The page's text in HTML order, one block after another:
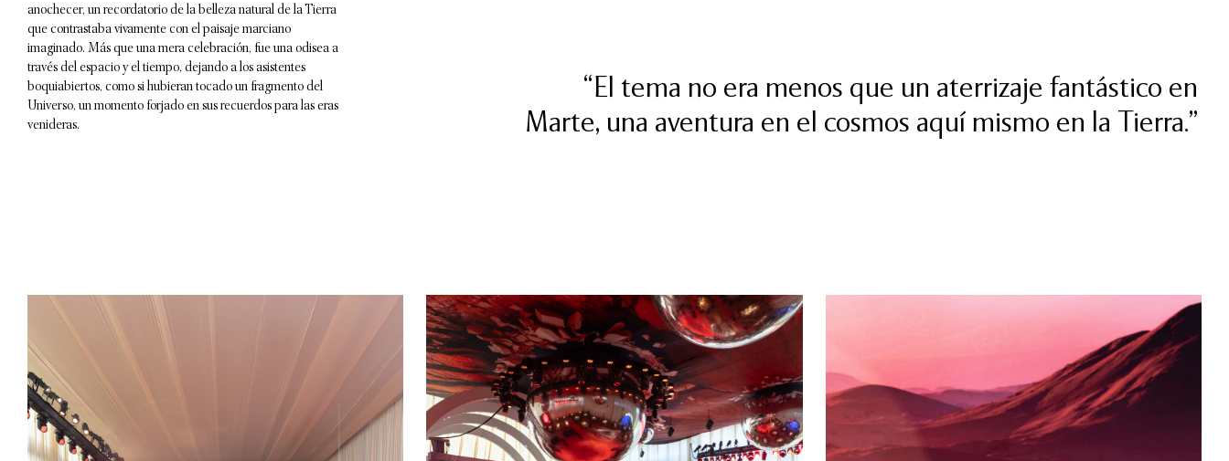
anochecer, un recordatorio de la belleza natural de la Tierra
que contrastaba vivamente con el paisaje marciano
imaginado. Más que una mera celebración, fue una odisea a
través del espacio y el tiempo, dejando a los asistentes
boquiabiertos, como si hubieran tocado un fragmento del
Universo, un momento forjado en sus recuerdos para las eras
venideras.
“El tema no era menos que un aterrizaje fantástico en
Marte, una aventura en el cosmos aquí mismo en la Tierra.”